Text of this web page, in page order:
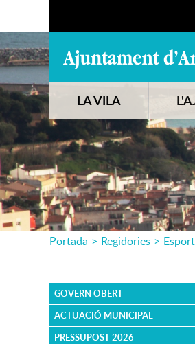
LA VILA
Portada > Regidories >
GOVERN OBERT
ACTUACIÓ MUNICIPAL
PRESSUPOST 2026